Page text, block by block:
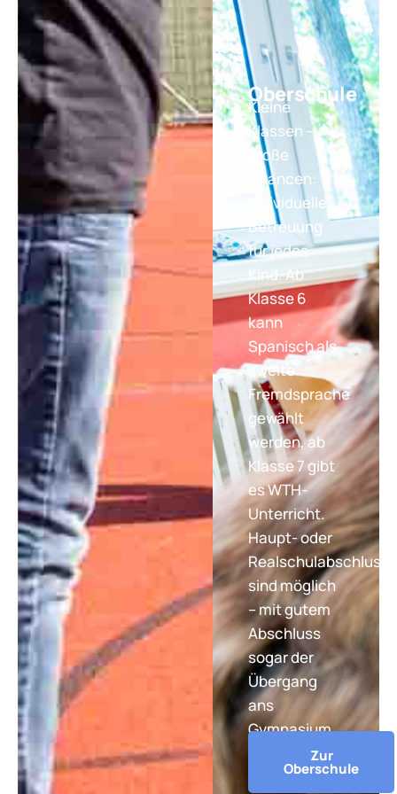
Oberschule
Kleine
Klassen –
große
Chancen:
Individuelle
Betreuung
für jedes
Kind. Ab
Klasse 6
kann
Spanisch als
zweite
Fremdsprache
gewählt
werden, ab
Klasse 7 gibt
es WTH-
Unterricht.
Haupt- oder
Realschulabschluss
sind möglich
– mit gutem
Abschluss
sogar der
Übergang
ans
Gymnasium.
Zur
Oberschule